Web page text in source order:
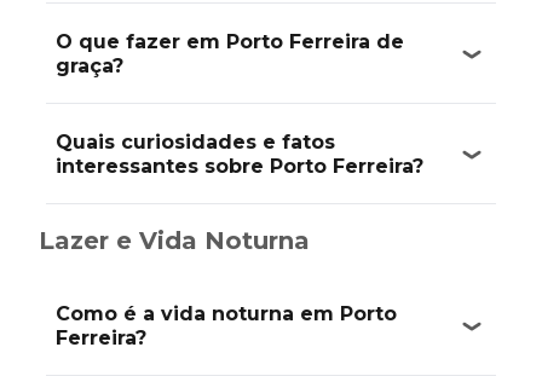
O que fazer em Porto Ferreira de
graça?
Quais curiosidades e fatos
interessantes sobre Porto Ferreira?
Lazer e Vida Noturna
Como é a vida noturna em Porto
Ferreira?